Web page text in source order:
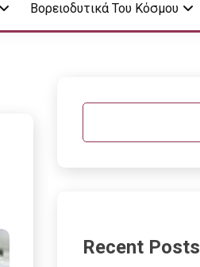
Βορειοδυτικά Του Κόσμου
Recent Posts